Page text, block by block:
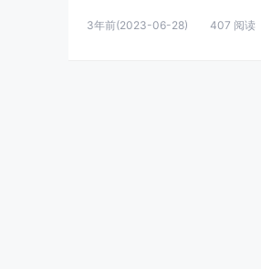
3年前(2023-06-28) 407 阅读